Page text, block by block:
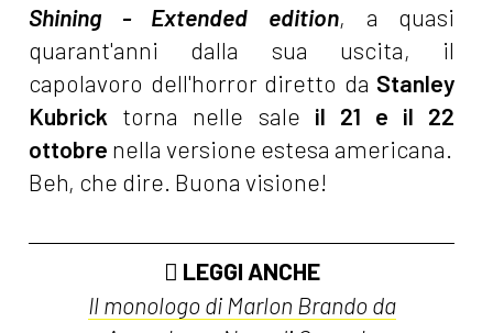
Shining - Extended edition, a quasi
quarant'anni dalla sua uscita, il
capolavoro dell'horror diretto da Stanley
Kubrick torna nelle sale il 21 e il 22
ottobre nella versione estesa americana.
Beh, che dire. Buona visione!
LEGGI ANCHE
Il monologo di Marlon Brando da